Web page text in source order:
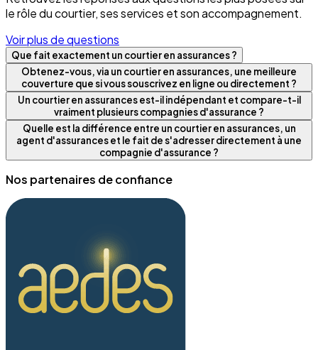
le rôle du courtier, ses services et son accompagnement.
Voir plus de questions
Que fait exactement un courtier en assurances ?
Obtenez-vous, via un courtier en assurances, une meilleure
couverture que si vous souscrivez en ligne ou directement ?
Un courtier en assurances est-il indépendant et compare-t-il
vraiment plusieurs compagnies d'assurance ?
Quelle est la différence entre un courtier en assurances, un
agent d'assurances et le fait de s'adresser directement à une
compagnie d'assurance ?
Nos partenaires de confiance